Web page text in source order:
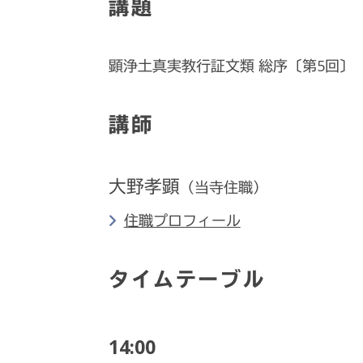
講題
顕浄土真実教行証文類 総序〔第5回〕
講師
大野孝顕 （当寺住職）
住職プロフィール
タイムテーブル
14:00